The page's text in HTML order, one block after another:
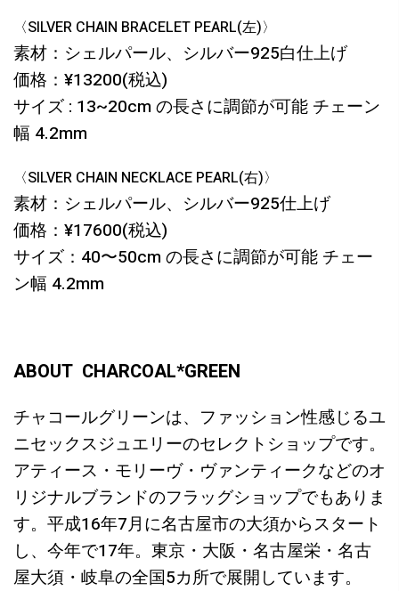
〈SILVER CHAIN BRACELET PEARL(左)〉
素材：シェルパール、シルバー925白仕上げ
価格：¥13200(税込)
サイズ : 13~20cm の長さに調節が可能 チェーン
幅 4.2mm
〈SILVER CHAIN NECKLACE PEARL(右)〉
素材：シェルパール、シルバー925仕上げ
価格：¥17600(税込)
サイズ：40〜50cm の長さに調節が可能 チェー
ン幅 4.2mm
ABOUT CHARCOAL*GREEN
チャコールグリーンは、ファッション性感じるユ
ニセックスジュエリーのセレクトショップです。
アティース・モリーヴ・ヴァンティークなどのオ
リジナルブランドのフラッグショップでもありま
す。平成16年7月に名古屋市の大須からスタート
し、今年で17年。東京・大阪・名古屋栄・名古
屋大須・岐阜の全国5カ所で展開しています。